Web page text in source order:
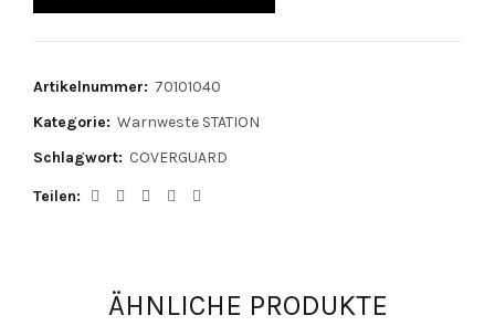
Artikelnummer: 70101040
Kategorie: Warnweste STATION
Schlagwort: COVERGUARD
Teilen
ÄHNLICHE PRODUKTE